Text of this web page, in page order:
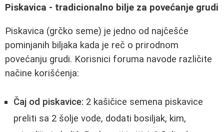
Piskavica - tradicionalno bilje za povećanje grudi
Piskavica (grčko seme) je jedno od najčešće
pominjanih biljaka kada je reč o prirodnom
povećanju grudi. Korisnici foruma navode različite
načine korišćenja:
Čaj od piskavice: 2 kašičice semena piskavice
preliti sa 2 šolje vode, dodati bosiljak, kim,